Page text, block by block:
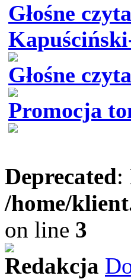
Głośne
Głośne
Promocja
Deprecated:
/home/
on line 3
Redakcja